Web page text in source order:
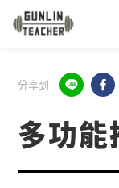
分享到
多功